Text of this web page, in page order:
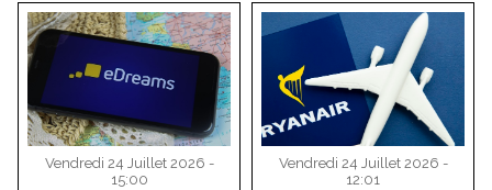
Vendredi 24 Juillet 2026 -
15:00
Vendredi 24 Juillet 2026 -
12:01